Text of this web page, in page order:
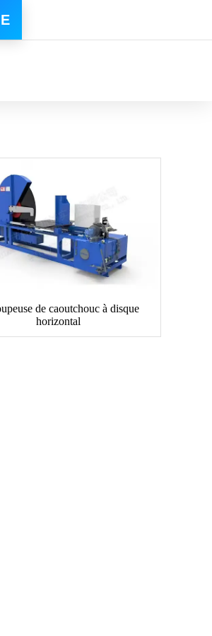
de caoutchouc à disque
horizontal